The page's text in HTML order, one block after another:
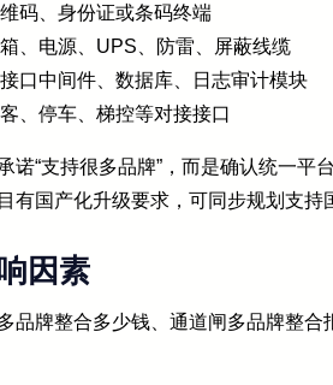
码、身份证或条码终端
、电源、UPS、防雷、屏蔽线缆
口中间件、数据库、日志审计模块
、停车、梯控等对接接口
诺“支持很多品牌”，而是确认统一
有国产化升级要求，可同步规划支
因素
品牌整合多少钱、通道闸多品牌整合